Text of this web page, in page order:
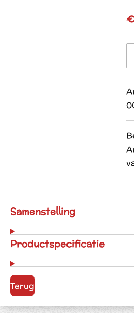
Samenstelling
Productspecificatie
Terug